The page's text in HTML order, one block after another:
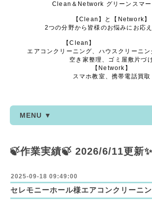
Clean＆Network グリーンスマー
【Clean】と【Network】
2つの分野から皆様のお悩みにお応え
【Clean
エアコンクリーニング、ハウスクリーニン
空き家整理、ゴミ屋敷片づ
【Network】
スマホ教室、携帯電話買取
MENU ▼
🍃作業実績🍃 2026/6/11更新✨
2025-09-18 09:49:00
セレモニーホール様エアコンクリーニ